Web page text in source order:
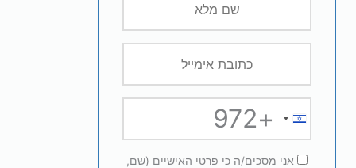
Israel
+972
+972
אני מסכים/ה כי פרטי האישיים (שם,